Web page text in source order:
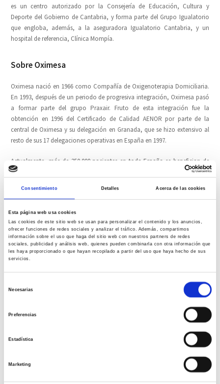
Consentimiento Detalles Acerca de las cookies
Esta página web usa cookies
Las cookies de este sitio web se usan para personalizar el contenido y los anuncios,
ofrecer funciones de redes sociales y analizar el tráfico. Además, compartimos
información sobre el uso que haga del sitio web con nuestros partners de redes
sociales, publicidad y análisis web, quienes pueden combinarla con otra información que
les haya proporcionado o que hayan recopilado a partir del uso que haya hecho de sus
servicios.
Necesarias
Preferencias
Estadística
Marketing
es un centro autorizado por la Consejería de Educación, Cultura y
Deporte del Gobierno de Cantabria, y forma parte del Grupo Igualatorio
que engloba, además, a la aseguradora Igualatorio Cantabria, y un
hospital de referencia, Clínica Mompía.
Sobre Oximesa
Oximesa nació en 1966 como Compañía de Oxigenoterapia Domiciliaria.
En 1993, después de un periodo de progresiva integración, Oximesa pasó
a formar parte del grupo Praxair. Fruto de esta integración fue la
obtención en 1996 del Certificado de Calidad AENOR por parte de la
central de Oximesa y su delegación en Granada, que se hizo extensivo al
resto de sus 17 delegaciones operativas en España en 1997.
Actualmente, más de 250.000 pacientes en toda España se benefician de
las terapias ofrecidas por Oximesa, que en Cantabria dispone de consultas
Comparte esta noticia
Tweet Me Gusta + 1 Pin It
Compartir
Tu dirección de correo electrónico no será publicada.
Los campos